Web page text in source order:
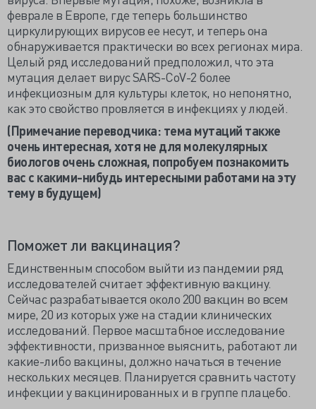
феврале в Европе, где теперь большинство
циркулирующих вирусов ее несут, и теперь она
обнаруживается практически во всех регионах мира.
Целый ряд исследований предположил, что эта
мутация делает вирус SARS-CoV-2 более
инфекциозным для культуры клеток, но непонятно,
как это свойство провляется в инфекциях у людей.
(Примечание переводчика: тема мутаций также
очень интересная, хотя не для молекулярных
биологов очень сложная, попробуем познакомить
вас с какими-нибудь интересными работами на эту
тему в будущем)
Поможет ли вакцинация?
Единственным способом выйти из пандемии ряд
исследователей считает эффективную вакцину.
Сейчас разрабатывается около 200 вакцин во всем
мире, 20 из которых уже на стадии клинических
исследований. Первое масштабное исследование
эффективности, призванное выяснить, работают ли
какие-либо вакцины, должно начаться в течение
нескольких месяцев. Планируется сравнить частоту
инфекции у вакцинированных и в группе плацебо.